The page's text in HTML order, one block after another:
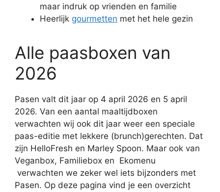
maar indruk op vrienden en familie
Heerlijk gourmetten met het hele gezin
Alle paasboxen van
2026
Pasen valt dit jaar op 4 april 2026 en 5 april
2026. Van een aantal maaltijdboxen
verwachten wij ook dit jaar weer een speciale
paas-editie met lekkere (brunch)gerechten. Dat
zijn HelloFresh en Marley Spoon. Maar ook van
Veganbox, Familiebox en Ekomenu
verwachten we zeker wel iets bijzonders met
Pasen. Op deze pagina vind je een overzicht